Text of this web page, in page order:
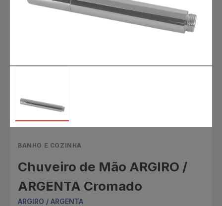
BANHO E COZINHA
Chuveiro de Mão ARGIRO /
ARGENTA Cromado
ARGIRO / ARGENTA